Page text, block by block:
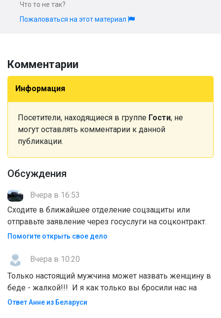
Что то не так?
Пожаловаться на этот материал
Комментарии
Информация
Посетители, находящиеся в группе Гости, не
могут оставлять комментарии к данной
публикации.
Обсуждения
Вчера в 16:53
Сходите в ближайшее отделение соцзащиты или
отправьте заявление через госуслуги на соцконтракт.
Помогите открыть свое дело
Вчера в 10:20
Только настоящий мужчина может назвать женщину в
беде - жалкой!!! И я как только вы бросили нас на
Ответ Анне из Беларуси